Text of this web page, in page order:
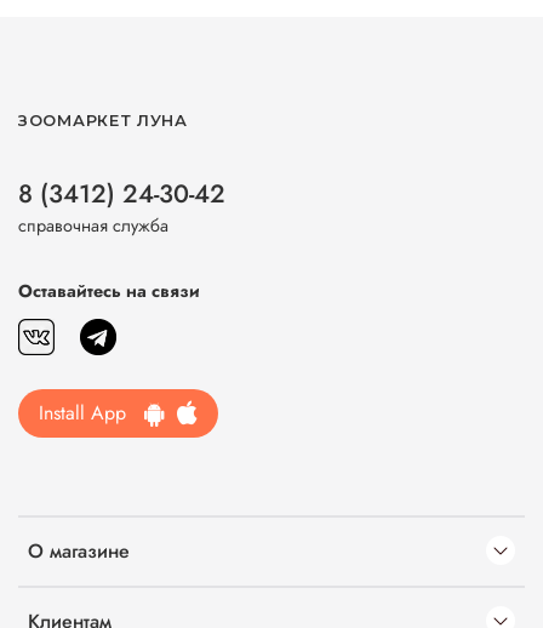
О магазине
Клиентам
ЗООМАРКЕТ ЛУНА
8 (3412) 24-30-42
справочная служба
Оставайтесь на связи
Install App